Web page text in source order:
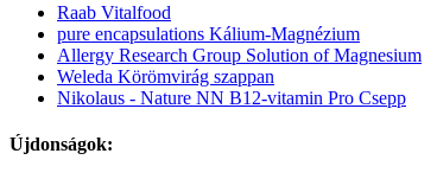
Raab Vitalfood
pure encapsulations Kálium-Magnézium
Allergy Research Group Solution of Magnesium
Weleda Körömvirág szappan
Nikolaus - Nature NN B12-vitamin Pro Csepp
Újdonságok: